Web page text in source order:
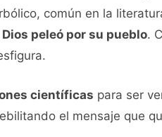
común en la
Dios peleó por su pueblo.
científicas para ser
el mensaje que